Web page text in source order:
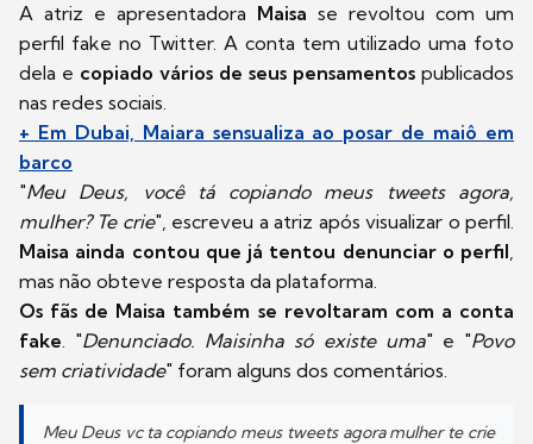
A atriz e apresentadora Maisa se revoltou com um
perfil fake no Twitter. A conta tem utilizado uma foto
dela e copiado vários de seus pensamentos publicados
nas redes sociais.
+ Em Dubai, Maiara sensualiza ao posar de maiô em
barco
"Meu Deus, você tá copiando meus tweets agora,
mulher? Te crie", escreveu a atriz após visualizar o perfil.
Maisa ainda contou que já tentou denunciar o perfil,
mas não obteve resposta da plataforma.
Os fãs de Maisa também se revoltaram com a conta
fake. "Denunciado. Maisinha só existe uma" e "Povo
sem criatividade" foram alguns dos comentários.
Meu Deus vc ta copiando meus tweets agora mulher te crie